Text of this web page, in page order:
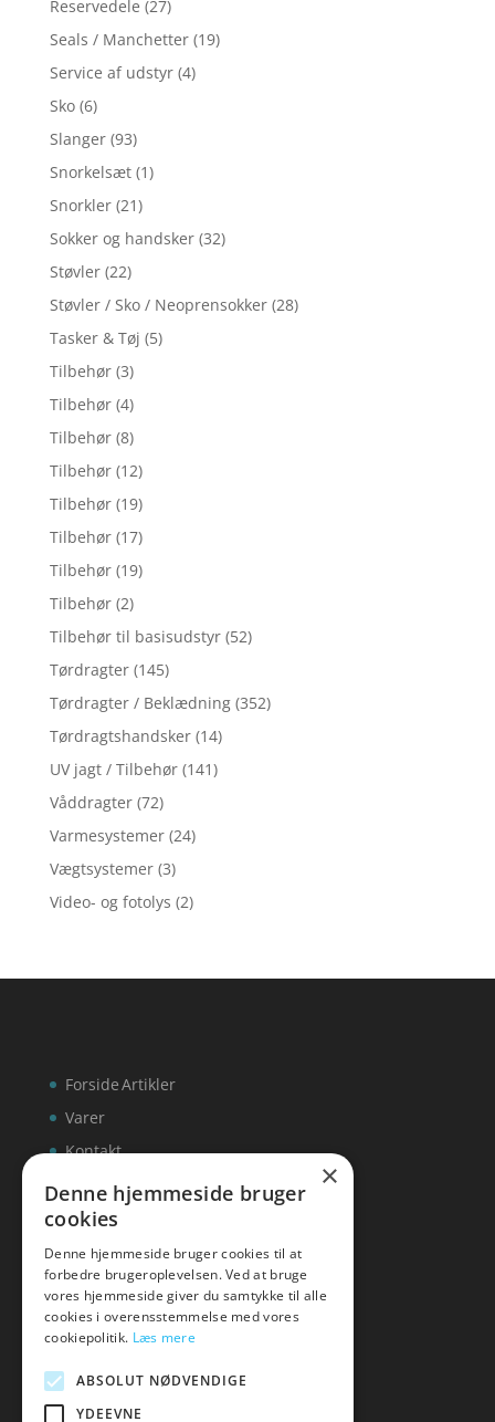
Reservedele (27)
Seals / Manchetter (19)
Service af udstyr (4)
Sko (6)
Slanger (93)
Snorkelsæt (1)
Snorkler (21)
Sokker og handsker (32)
Støvler (22)
Støvler / Sko / Neoprensokker (28)
Tasker & Tøj (5)
Tilbehør (3)
Tilbehør (4)
Tilbehør (8)
Tilbehør (12)
Tilbehør (19)
Tilbehør (17)
Tilbehør (19)
Tilbehør (2)
Tilbehør til basisudstyr (52)
Tørdragter (145)
Tørdragter / Beklædning (352)
Tørdragtshandsker (14)
UV jagt / Tilbehør (141)
Våddragter (72)
Varmesystemer (24)
Vægtsystemer (3)
Video- og fotolys (2)
Forside
Varer
Kontakt
Artikler
inks
Tlf: 7876 8672
Mail:info@inks.dk
×
Denne hjemmeside bruger
cookies
Denne hjemmeside bruger cookies til at
forbedre brugeroplevelsen. Ved at bruge
vores hjemmeside giver du samtykke til alle
cookies i overensstemmelse med vores
cookiepolitik. Læs mere
ABSOLUT NØDVENDIGE
YDEEVNE